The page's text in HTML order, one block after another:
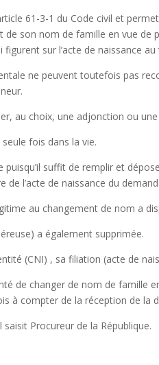
61-3-1 du Code civil et
son nom de famille en vue de
figurent sur l’acte de naissance
ne peuvent toutefois pas
au choix, une adjonction ou
fois dans la vie.
suffit de remplir et
de l’acte de naissance du
au changement de nom a
a également supprimée.
(CNI) , sa filiation (acte de
de changer de nom de famille
à compter de la réception de la
saisit Procureur de la République.